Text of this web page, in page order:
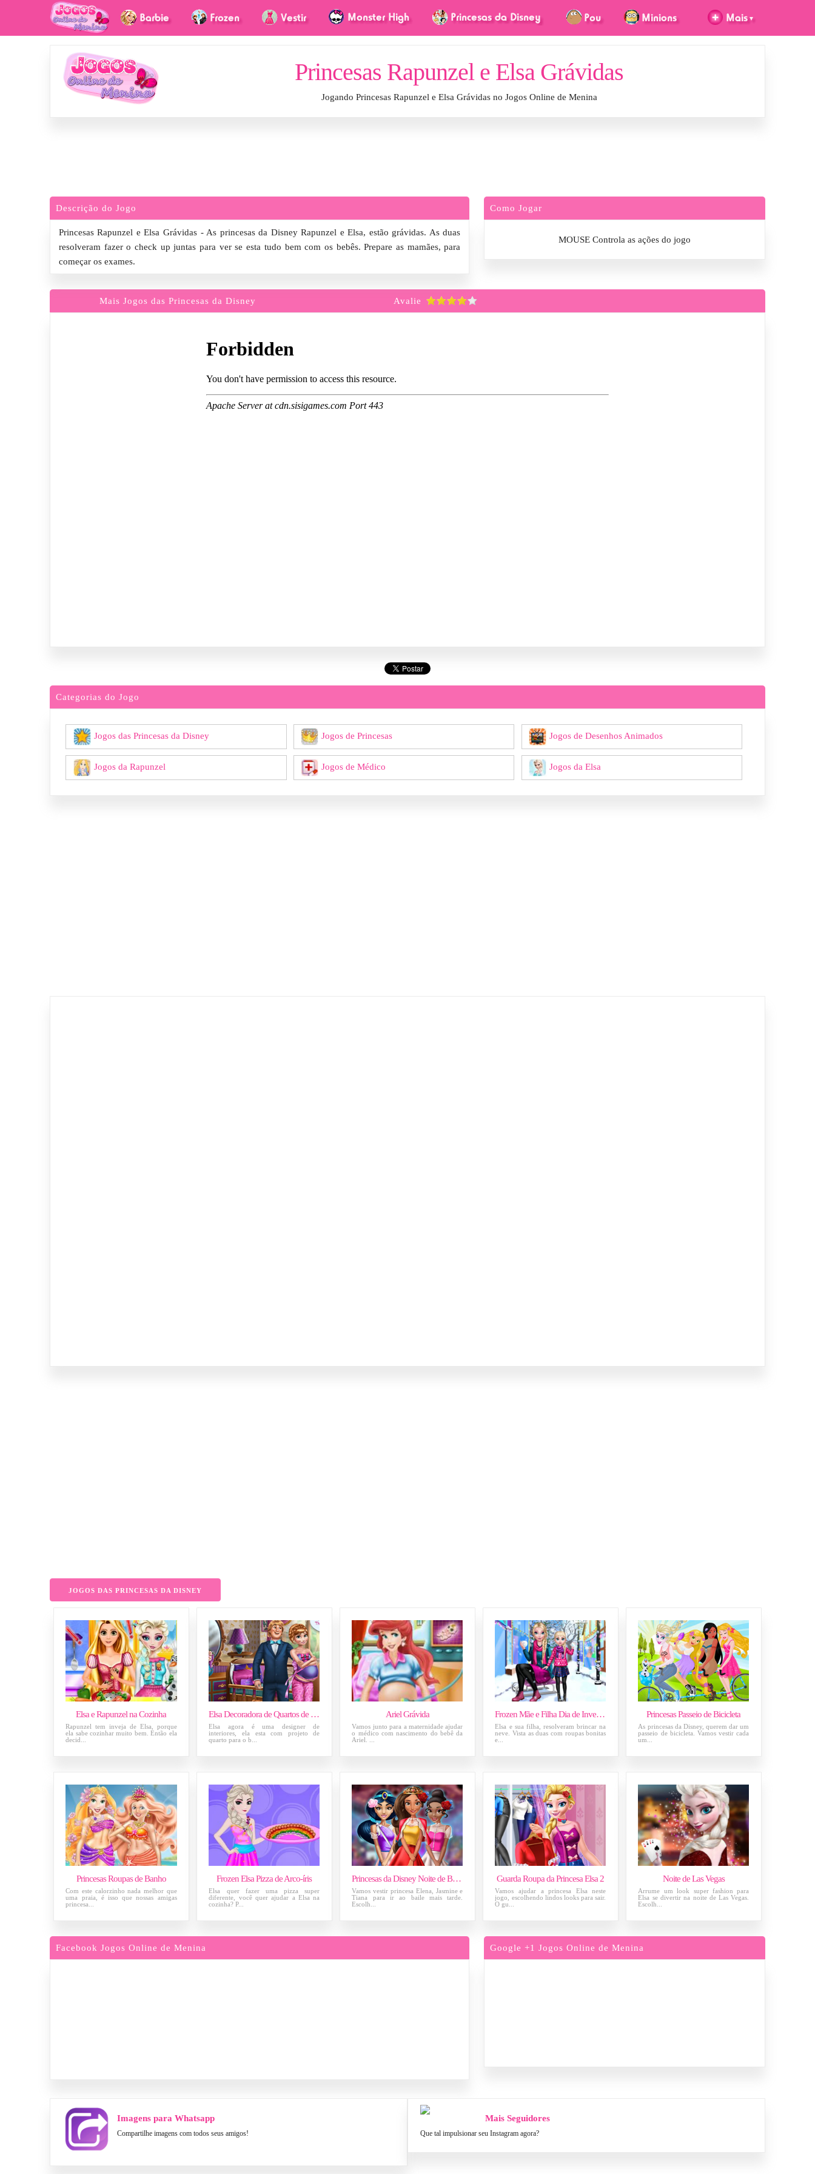
Princesas Rapunzel e Elsa Grávidas
Jogando Princesas Rapunzel e Elsa Grávidas no Jogos Online de Menina
Descrição do Jogo
Princesas Rapunzel e Elsa Grávidas - As princesas da Disney Rapunzel e Elsa, estão grávidas. As duas
resolveram fazer o check up juntas para ver se esta tudo bem com os bebês. Prepare as mamães, para
começar os exames.
Como Jogar
MOUSE Controla as ações do jogo
Mais Jogos das Princesas da Disney Avalie
Categorias do Jogo
Jogos das Princesas da Disney Jogos de Princesas Jogos de Desenhos Animados
Jogos da Rapunzel Jogos de Médico Jogos da Elsa
JOGOS DAS PRINCESAS DA DISNEY
Elsa e Rapunzel na Cozinha
Rapunzel tem inveja de Elsa, porque
ela sabe cozinhar muito bem. Então ela
decid...
Elsa Decoradora de Quartos de Bebês
Elsa agora é uma designer de
interiores, ela esta com projeto de
quarto para o b...
Ariel Grávida
Vamos junto para a maternidade ajudar
o médico com nascimento do bebê da
Ariel. ...
Frozen Mãe e Filha Dia de Inverno
Elsa e sua filha, resolveram brincar na
neve. Vista as duas com roupas bonitas
e...
Princesas Passeio de Bicicleta
As princesas da Disney, querem dar um
passeio de bicicleta. Vamos vestir cada
um...
Princesas Roupas de Banho
Com este calorzinho nada melhor que
uma praia, é isso que nossas amigas
princesa...
Frozen Elsa Pizza de Arco-íris
Elsa quer fazer uma pizza super
diferente, você quer ajudar a Elsa na
cozinha? P...
Princesas da Disney Noite de Baile
Vamos vestir princesa Elena, Jasmine e
Tiana para ir ao baile mais tarde.
Escolh...
Guarda Roupa da Princesa Elsa 2
Vamos ajudar a princesa Elsa neste
jogo, escolhendo lindos looks para sair.
O gu...
Noite de Las Vegas
Arrume um look super fashion para
Elsa se divertir na noite de Las Vegas.
Escolh...
Facebook Jogos Online de Menina Google +1 Jogos Online de Menina
Imagens para Whatsapp
Compartilhe imagens com todos seus amigos!
Mais Seguidores
Que tal impulsionar seu Instagram agora?